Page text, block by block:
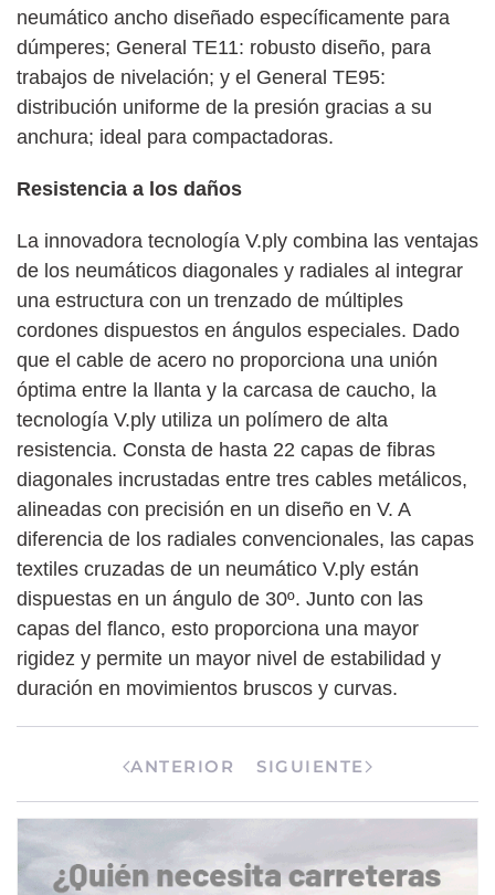
neumático ancho diseñado específicamente para
dúmperes; General TE11: robusto diseño, para
trabajos de nivelación; y el General TE95:
distribución uniforme de la presión gracias a su
anchura; ideal para compactadoras.
Resistencia a los daños
La innovadora tecnología V.ply combina las ventajas
de los neumáticos diagonales y radiales al integrar
una estructura con un trenzado de múltiples
cordones dispuestos en ángulos especiales. Dado
que el cable de acero no proporciona una unión
óptima entre la llanta y la carcasa de caucho, la
tecnología V.ply utiliza un polímero de alta
resistencia. Consta de hasta 22 capas de fibras
diagonales incrustadas entre tres cables metálicos,
alineadas con precisión en un diseño en V. A
diferencia de los radiales convencionales, las capas
textiles cruzadas de un neumático V.ply están
dispuestas en un ángulo de 30º. Junto con las
capas del flanco, esto proporciona una mayor
rigidez y permite un mayor nivel de estabilidad y
duración en movimientos bruscos y curvas.
ANTERIOR SIGUIENTE